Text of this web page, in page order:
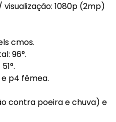
1080p (2mp)
cmos.
96°.
p4 fêmea.
contra poeira e chuva) e